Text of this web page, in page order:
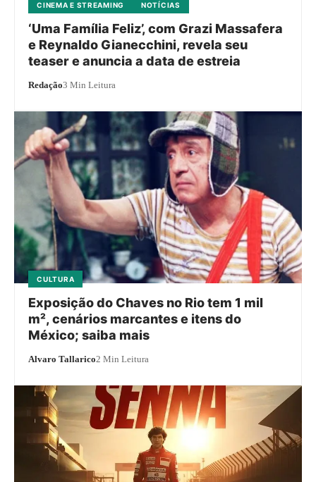
CINEMA E STREAMING NOTÍCIAS
‘Uma Família Feliz’, com Grazi Massafera
e Reynaldo Gianecchini, revela seu
teaser e anuncia a data de estreia
Redação3 Min Leitura
CULTURA
Exposição do Chaves no Rio tem 1 mil
m², cenários marcantes e itens do
México; saiba mais
Alvaro Tallarico2 Min Leitura